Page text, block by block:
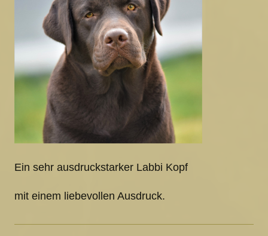
Ein sehr ausdruckstarker Labbi Kopf
mit einem liebevollen Ausdruck.